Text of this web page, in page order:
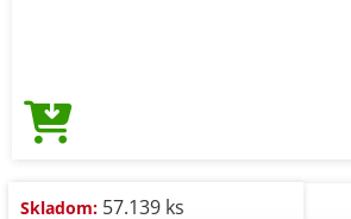
Skladom: 57.139 ks